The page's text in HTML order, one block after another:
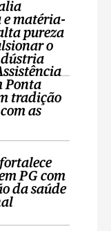
e matéria-
pureza
o
Ponta
tradição
as
PG com
da saúde